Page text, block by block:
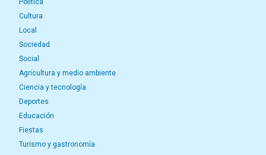
Política
Cultura
Local
Sociedad
Social
Agricultura y medio ambiente
Ciencia y tecnología
Deportes
Educación
Fiestas
Turismo y gastronomía